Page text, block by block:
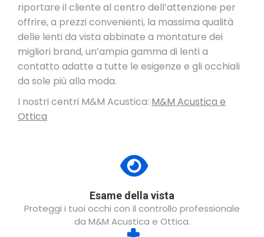
riportare il cliente al centro dell’attenzione per
offrire, a prezzi convenienti, la massima qualità
delle lenti da vista abbinate a montature dei
migliori brand, un’ampia gamma di lenti a
contatto adatte a tutte le esigenze e gli occhiali
da sole più alla moda.
I nostri centri M&M Acustica: M&M Acustica e
Ottica
Esame della vista
Proteggi i tuoi occhi con il controllo professionale
da M&M Acustica e Ottica.